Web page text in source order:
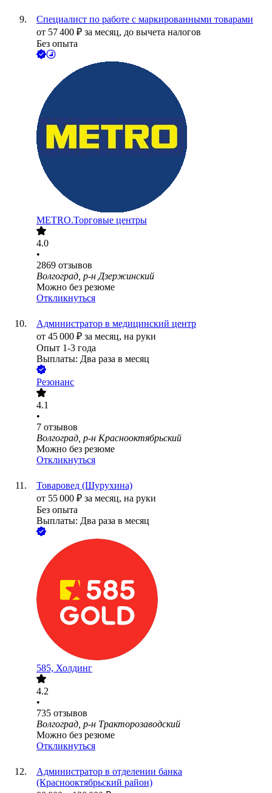
Специалист по работе с маркированными товарами
от 57 400 ₽ за месяц, до вычета налогов
Без опыта
METRO.Торговые центры
4.0
•
2869 отзывов
Волгоград, р-н Дзержинский
Можно без резюме
Откликнуться
Администратор в медицинский центр
от 45 000 ₽ за месяц, на руки
Опыт 1-3 года
Выплаты: Два раза в месяц
Резонанс
4.1
•
7 отзывов
Волгоград, р-н Краснооктябрьский
Можно без резюме
Откликнуться
Товаровед (Шурухина)
от 55 000 ₽ за месяц, на руки
Без опыта
Выплаты: Два раза в месяц
585, Холдинг
4.2
•
735 отзывов
Волгоград, р-н Тракторозаводский
Можно без резюме
Откликнуться
Администратор в отделении банка
(Краснооктябрьский район)